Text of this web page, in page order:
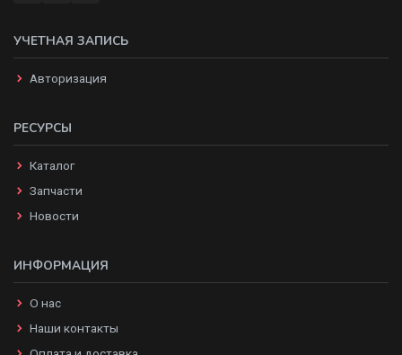
УЧЕТНАЯ ЗАПИСЬ
Авторизация
РЕСУРСЫ
Каталог
Запчасти
Новости
ИНФОРМАЦИЯ
О нас
Наши контакты